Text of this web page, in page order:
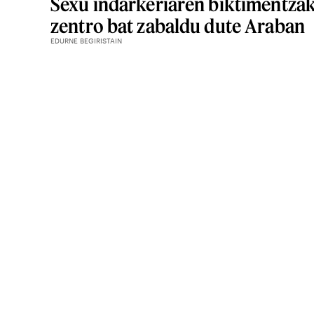
zentro bat zabaldu dute Araban
EDURNE BEGIRISTAIN